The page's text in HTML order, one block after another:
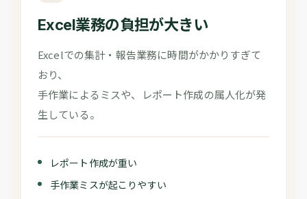
Excel業務の負担が大きい
Excelでの集計・報告業務に時間がかかりすぎて
おり、
手作業によるミスや、レポート作成の属人化が発
生している。
レポート作成が重い
手作業ミスが起こりやすい